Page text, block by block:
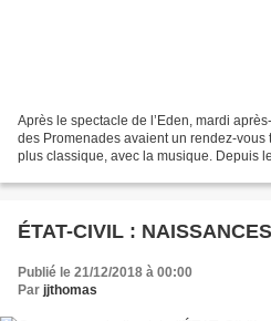
Après le spectacle de l’Eden, mardi
des Promenades avaient un rendez-
plus classique, avec la musique. Depuis
ÉTAT-CIVIL :
Publié le 21/12/2018 à 00:00
Par jjthomas